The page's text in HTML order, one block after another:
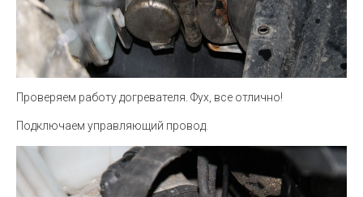
Проверяем работу догревателя. Фух, все отлично!
Подключаем управляющий провод.